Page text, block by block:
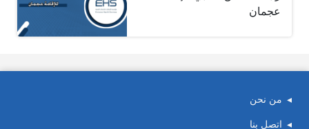
عجمان
من نحن
اتصل بنا